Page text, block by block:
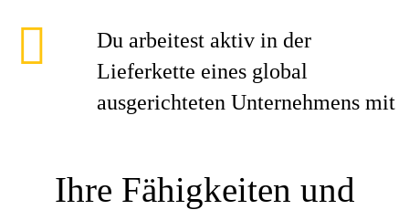
Du arbeitest aktiv in der
Lieferkette eines global
ausgerichteten Unternehmens mit
Ihre Fähigkeiten und